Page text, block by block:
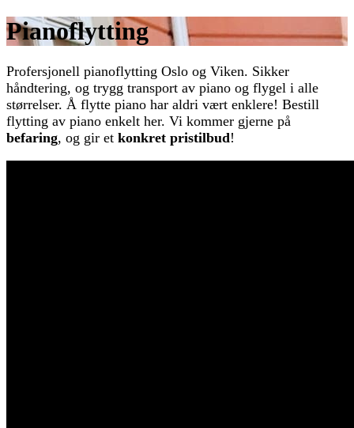
Pianoflytting
Profersjonell pianoflytting Oslo og Viken. Sikker
håndtering, og trygg transport av piano og flygel i alle
størrelser. Å flytte piano har aldri vært enklere! Bestill
flytting av piano enkelt her. Vi kommer gjerne på
befaring, og gir et konkret pristilbud!